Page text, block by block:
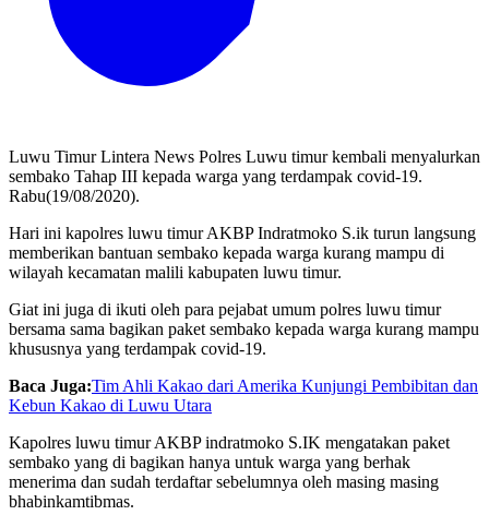
Luwu Timur Lintera News Polres Luwu timur kembali menyalurkan
sembako Tahap III kepada warga yang terdampak covid-19.
Rabu(19/08/2020).
Hari ini kapolres luwu timur AKBP Indratmoko S.ik turun langsung
memberikan bantuan sembako kepada warga kurang mampu di
wilayah kecamatan malili kabupaten luwu timur.
Giat ini juga di ikuti oleh para pejabat umum polres luwu timur
bersama sama bagikan paket sembako kepada warga kurang mampu
khususnya yang terdampak covid-19.
Baca Juga:Tim Ahli Kakao dari Amerika Kunjungi Pembibitan dan
Kebun Kakao di Luwu Utara
Kapolres luwu timur AKBP indratmoko S.IK mengatakan paket
sembako yang di bagikan hanya untuk warga yang berhak
menerima dan sudah terdaftar sebelumnya oleh masing masing
bhabinkamtibmas.